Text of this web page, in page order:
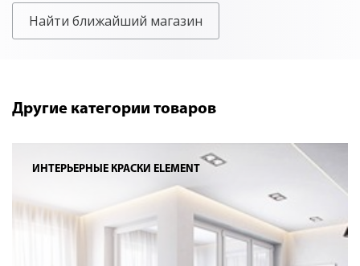
Найти ближайший магазин
Другие категории товаров
ИНТЕРЬЕРНЫЕ КРАСКИ ELEMENT